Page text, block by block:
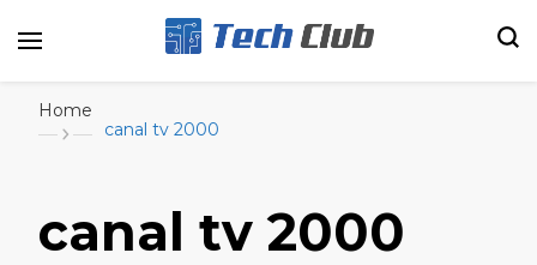
Home
canal tv 2000
canal tv 2000